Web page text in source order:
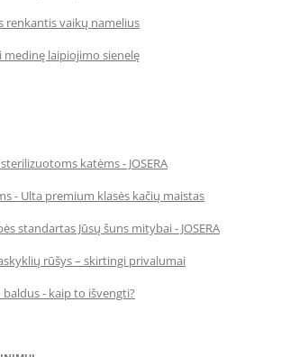
renkantis vaikų namelius
laipiojimo sienelę
katėms - JOSERA
- Ulta premium klasės kačių maistas
standartas Jūsų šuns mitybai - JOSERA
rūšys – skirtingi privalumai
- kaip to išvengti?